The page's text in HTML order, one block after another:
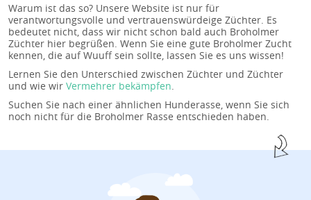
Warum ist das so? Unsere Website ist nur für
verantwortungsvolle und vertrauenswürdeige Züchter. Es
bedeutet nicht, dass wir nicht schon bald auch Broholmer
Züchter hier begrüßen. Wenn Sie eine gute Broholmer Zucht
kennen, die auf Wuuff sein sollte, lassen Sie es uns wissen!
Lernen Sie den Unterschied zwischen Züchter und Züchter
und wie wir Vermehrer bekämpfen
Suchen Sie nach einer ähnlichen Hunderasse, wenn Sie sich
noch nicht für die Broholmer Rasse entschieden haben.